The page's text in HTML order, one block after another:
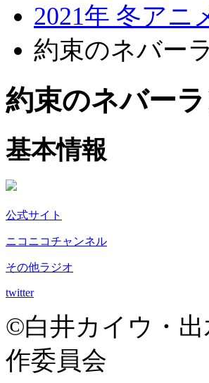
2021年 冬アニ
約束のネバー
約束のネバーラ
基本情報
公式サイト
ニコニコチャンネル
その他ラジオ
twitter
©白井カイウ・
作委員会